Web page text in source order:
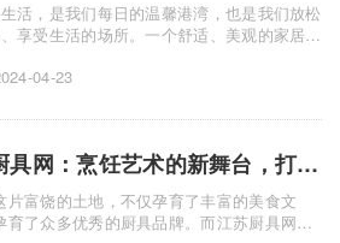
活，是我们每日的温馨港湾，也是我们放松
享受生活的场所。一个舒适、美观的家居环
何挑选建材家具，打造理想的家居空间。
04-23
江苏厨具网：烹饪艺术的新舞台，打造家庭厨房新风尚
片富饶的土地，不仅孕育了丰富的美食文
育了众多优秀的厨具品牌。而江苏厨具网，